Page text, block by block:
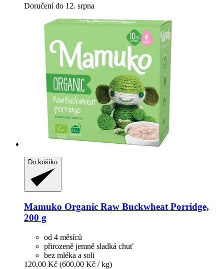
Doručení do 12. srpna
Do košíku
Mamuko Organic Raw Buckwheat Porridge,
200 g
od 4 měsíců
přirozeně jemně sladká chuť
bez mléka a soli
120,00 Kč (600,00 Kč / kg)